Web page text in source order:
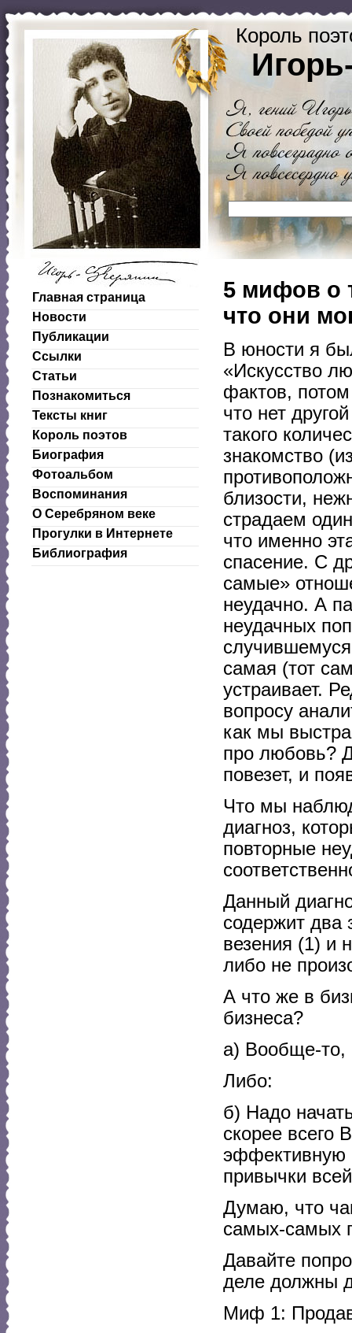
Король
Главная страница
Новости
Публикации
Ссылки
Статьи
Познакомиться
Тексты книг
Король поэтов
Биография
Фотоальбом
Воспоминания
О Серебряном веке
Прогулки в Интернете
Библиография
5 мифов о
что они
В юности я
«Искусство
фактов,
что нет
такого
знакомство
близости,
страдаем
что именно
спасение. С
самые»
неудачно. А
неудачных
самая (тот
устраивает.
вопросу
как мы
про любовь?
повезет, и
Что мы
диагноз,
повторные
Данный
содержит два
везения (1) и
либо не
А что же в
бизнеса?
а) Вообще-то,
Либо:
б) Надо
скорее всего
эффективную
привычки
Думаю, что
самых-самых
Давайте
деле должны
Миф 1: